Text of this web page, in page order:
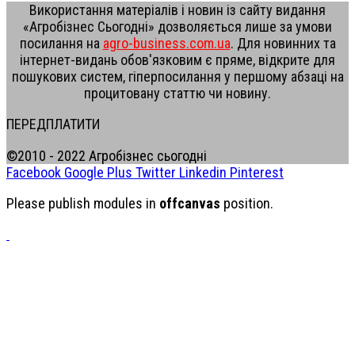
Використання матеріалів і новин із сайту видання
«Агробізнес Сьогодні» дозволяється лише за умови
посилання на agro-business.com.ua. Для новинних та
інтернет-видань обов'язковим є пряме, відкрите для
пошукових систем, гіперпосилання у першому абзаці на
процитовану статтю чи новину.
ПЕРЕДПЛАТИТИ
©2010 - 2022 Агробізнес сьогодні
Facebook Google Plus Twitter Linkedin Pinterest
Please publish modules in offcanvas position.